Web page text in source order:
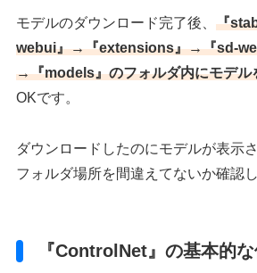
モデルのダウンロード完了後、『
webui』→『extensions』→『sd-
→『models』のフォルダ内にモデル
OKです。
ダウンロードしたのにモデルが表示
フォルダ場所を間違えてないか確認
『ControlNet』の基本的